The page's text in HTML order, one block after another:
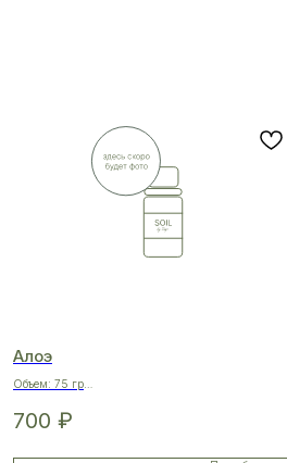
Алоэ
Объем: 75 гр
Состав: 100% гель Aloe Vera
700 ₽